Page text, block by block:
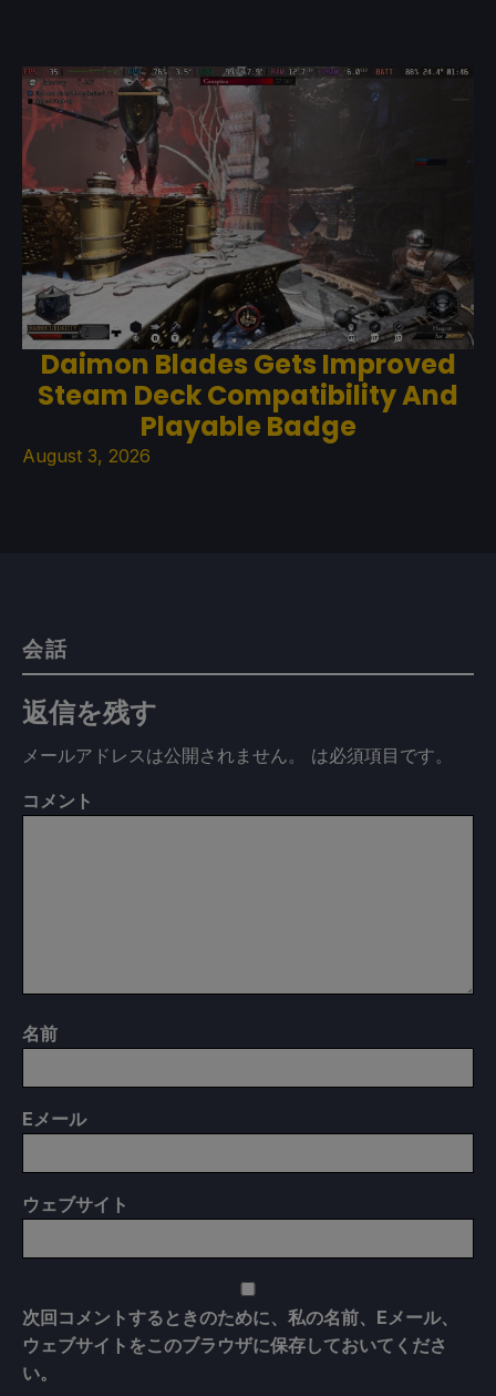
Daimon Blades Gets Improved
Steam Deck Compatibility And
Playable Badge
August 3, 2026
会話
返信を残す
メールアドレスは公開されません。 は必須項目です。
コメント
名前
Eメール
ウェブサイト
次回コメントするときのために、私の名前、Eメール、
ウェブサイトをこのブラウザに保存しておいてくださ
い。